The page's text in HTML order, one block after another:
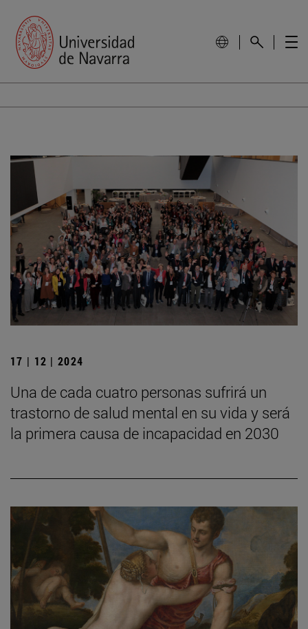
17 | 12 | 2024
Una de cada cuatro personas sufrirá un
trastorno de salud mental en su vida y será
la primera causa de incapacidad en 2030